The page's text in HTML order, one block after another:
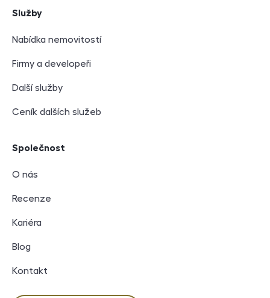
Služby
Nabídka nemovitostí
Firmy a developeři
Další služby
Ceník dalších služeb
Společnost
O nás
Recenze
Kariéra
Blog
Kontakt